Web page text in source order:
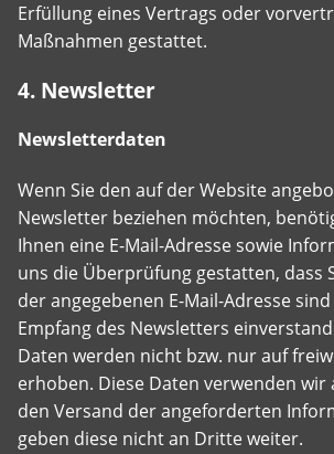
Erfüllung eines Vertrags oder
Maßnahmen gestattet.
4. Newsletter
Newsletterdaten
Wenn Sie den auf der Website
Newsletter beziehen möchten,
Ihnen eine E-Mail-Adresse sowie
uns die Überprüfung gestatten, dass
der angegebenen E-Mail-Adresse
Empfang des Newsletters
Daten werden nicht bzw. nur auf
erhoben. Diese Daten verwenden
den Versand der angeforderten
geben diese nicht an Dritte weiter.